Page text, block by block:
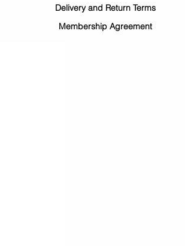
Delivery and Return Terms
Membership Agreement